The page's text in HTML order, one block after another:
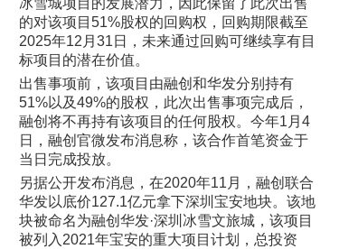
冰雪城项目的发展潜力，因此保留了此次出售
的对该项目51%股权的回购权，回购期限截至
2025年12月31日，未来通过回购可继续享有目
标项目的潜在价值。
出售事项前，该项目由融创和华发分别持有
51%以及49%的股权，此次出售事项完成后，
融创将不再持有该项目的任何股权。今年1月4
日，融创官微发布消息称，该合作首笔资金于
当日完成投放。
另据公开发布消息，在2020年11月，融创联合
华发以底价127.1亿元拿下深圳宝安地块。该地
块被命名为融创华发·深圳冰雪文旅城，该项目
被列入2021年宝安的重大项目计划，总投资